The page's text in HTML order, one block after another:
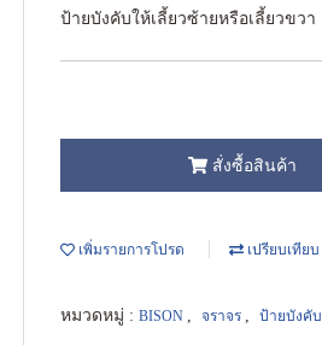
ป้ายบังคับให้เลี้ยวซ้ายหรือเลี้ยวขวา
สั่งซื้อสินค้า
เพิ่มรายการโปรด เปรียบเทียบ
หมวดหมู่ : BISON จราจร ป้ายบังคับ